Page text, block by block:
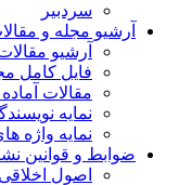
سردبیر
آرشیو مجله و
آرشیو مقالات
فایل کامل
مقالات آماده
نمایه
نمایه واژه
ضوابط و قوانین
اصول اخلاقی